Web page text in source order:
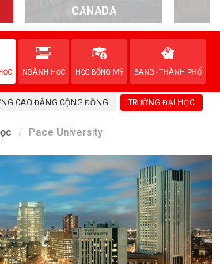
CANADA
NGÀNH HỌC HỌC BỔNG MỸ BANG - THÀNH PHỐ
CAO ĐẲNG CỘNG ĐỒNG TRƯỜNG ĐẠI HỌC
Pace University